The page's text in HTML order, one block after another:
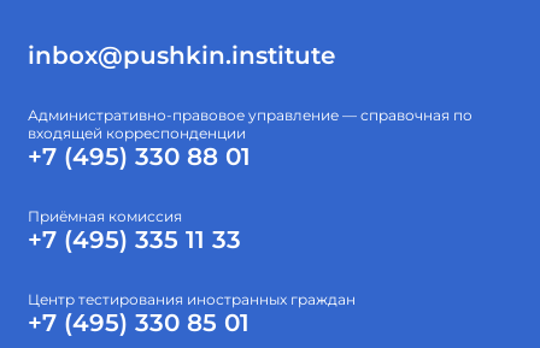
inbox@pushkin.institute
Административно-правовое управление — справочная по
входящей корреспонденции
+7 (495) 330 88 01
Приёмная комиссия
+7 (495) 335 11 33
Центр тестирования иностранных граждан
+7 (495) 330 85 01